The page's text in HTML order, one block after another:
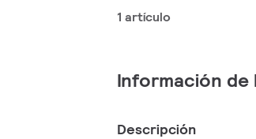
1 artículo
Información de
Descripción